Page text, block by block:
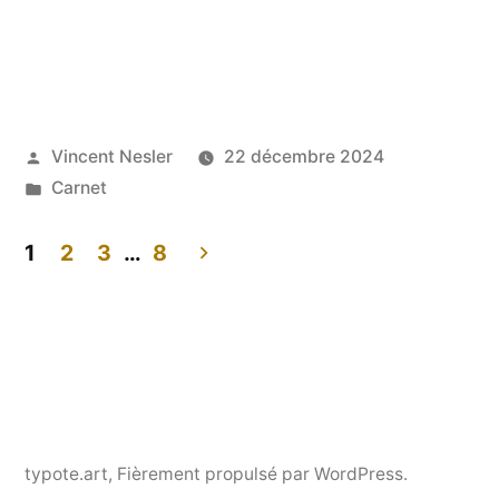
Publié
par
Vincent Nesler
22 décembre 2024
Publié
Carnet
1 2 3 … 8
typote.art, Fièrement propulsé par WordPress.